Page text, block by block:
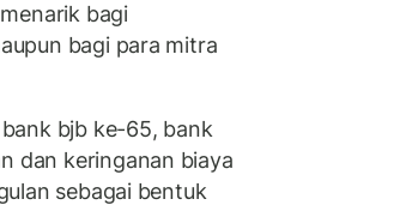
bagi
bagi para mitra
bjb ke-65, bank
dan keringanan biaya
sebagai bentuk